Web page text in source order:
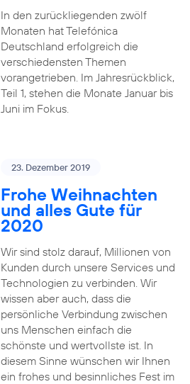
In den zurückliegenden zwölf
Monaten hat Telefónica
Deutschland erfolgreich die
verschiedensten Themen
vorangetrieben. Im Jahresrückblick,
Teil 1, stehen die Monate Januar bis
Juni im Fokus.
23. Dezember 2019
Frohe Weihnachten
und alles Gute für
2020
Wir sind stolz darauf, Millionen von
Kunden durch unsere Services und
Technologien zu verbinden. Wir
wissen aber auch, dass die
persönliche Verbindung zwischen
uns Menschen einfach die
schönste und wertvollste ist. In
diesem Sinne wünschen wir Ihnen
ein frohes und besinnliches Fest im